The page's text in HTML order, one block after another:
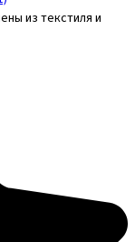
из текстиля и